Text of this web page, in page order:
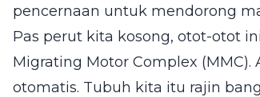
pencernaan untuk mendorong
Pas perut kita kosong, otot-otot
Migrating Motor Complex
otomatis. Tubuh kita itu rajin